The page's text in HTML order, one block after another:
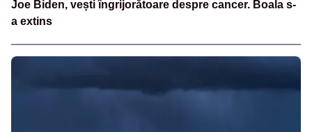
Joe Biden, vești îngrijorătoare despre cancer. Boala s-
a extins